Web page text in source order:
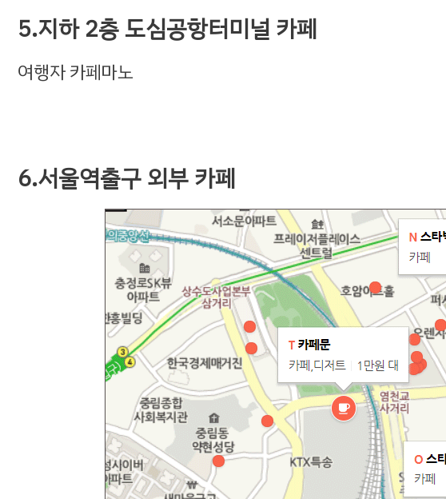
5.지하 2층 도심공항터미널 카페
여행자 카페마노
6.서울역출구 외부 카페